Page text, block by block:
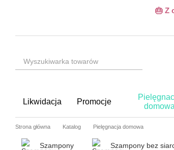
🎂 Z
Likwidacja Promocje
domowa
Strona główna Katalog Pielęgnacja domowa
Szampony Szampony bez